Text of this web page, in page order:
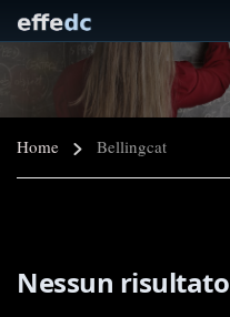
Home Bellingcat
Nessun risultato